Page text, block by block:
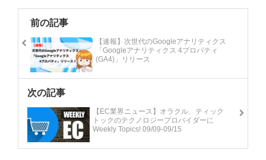
前の記事
【速報】次世代のGoogleアナリティクス
「Googleアナリティクス 4プロパティ
(GA4)」リリース
次の記事
【EC業界ニュース】オラクル、ティック
トックのテクノロジープロバイダーに
Weekly Topics! 09/09-09/15